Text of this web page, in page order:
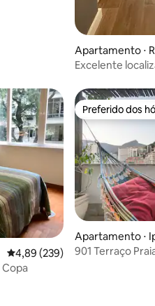
Apartamento ⋅
o
Excelente
4,89 de uma avaliação média
4,89 (239)
Copa
Preferido dos
Preferido dos
Apartamento ⋅
901 Terraço